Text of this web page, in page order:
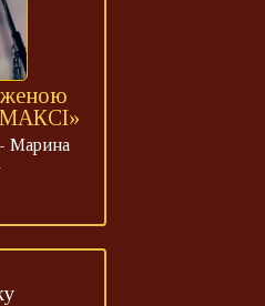
Марина